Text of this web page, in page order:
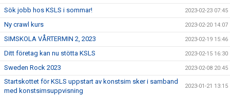
Sök jobb hos KSLS i sommar! 2023-02-23 07:45
Ny crawl kurs 2023-02-20 14:07
SIMSKOLA VÅRTERMIN 2, 2023 2023-02-19 15:46
Ditt företag kan nu stötta KSLS 2023-02-15 16:30
Sweden Rock 2023 2023-02-08 20:45
Startskottet för KSLS uppstart av konstsim sker i samband
med konstsimsuppvisning
2023-01-21 13:15